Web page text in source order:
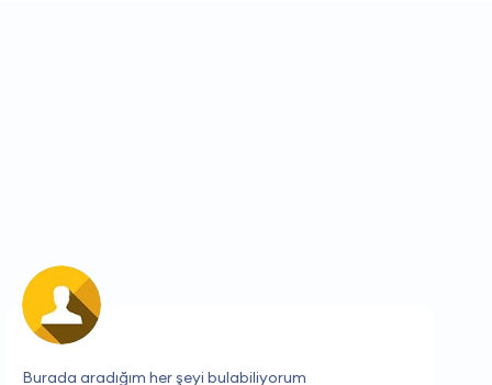
Müşteri hizmetlerinden çok memnun kaldım